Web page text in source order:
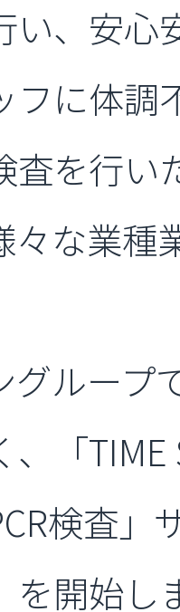
、安心
フに体
を行い
な業種
グループ
、「
検査」
を開始し